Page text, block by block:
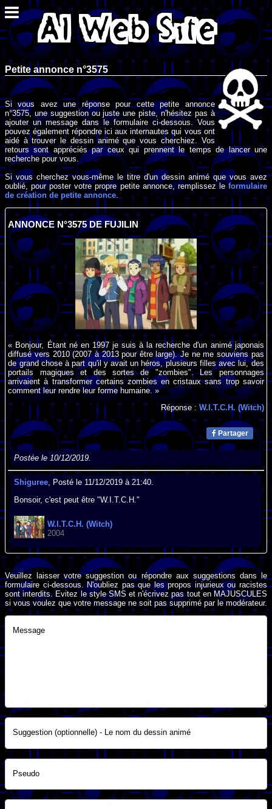
Petite annonce n°3575
Si vous avez une réponse pour cette petite annonce
n°3575, une suggestion ou juste une piste, n'hésitez pas à
ajouter un message dans le formulaire ci-dessous. Vous
pouvez également répondre ici aux internautes qui vous ont
aidé à trouver le dessin animé que vous cherchiez. Vos
retours sont appréciés par ceux qui prennent le temps de lancer une
recherche pour vous.
Si vous cherchez vous-même le titre d'un dessin animé que vous avez
oublié, pour poster votre propre petite annonce, remplissez leformulaire
de création de petite annonce .
ANNONCE N°3575 DE FUJILIN
« Bonjour, Étant né en 1997 je suis à la recherche d'un animé japonais
diffusé vers 2010 (2007 à 2013 pour être large). Je ne me souviens pas
de grand chose à part qu'il y avait un héros, plusieurs filles avec lui, des
portails magiques et des sortes de "zombies". Les personnages
arrivaient à transformer certains zombies en cristaux sans trop savoir
comment leur rendre leur forme humaine. »
Réponse : W.I.T.C.H. (Witch)
Partager
Postée le 10/12/2019.
Shiguree, Posté le 11/12/2019 à 21:40.
Bonsoir, c'est peut être "W.I.T.C.H."
W.I.T.C.H. (Witch)
2004
Veuillez laisser votre suggestion ou répondre aux suggestions dans le
formulaire ci-dessous. N'oubliez pas que les propos injurieux ou racistes
sont interdits. Evitez le style SMS et n'écrivez pas tout en MAJUSCULES
si vous voulez que votre message ne soit pas supprimé par le modérateur.
Message
Suggestion (optionnelle) - Le nom du dessin animé
Pseudo